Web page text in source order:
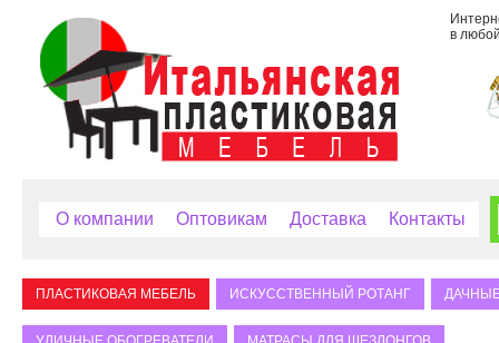
в
О компании Оптовикам Доставка Контакты
ПЛАСТИКОВАЯ МЕБЕЛЬ ИСКУССТВЕННЫЙ РОТАНГ